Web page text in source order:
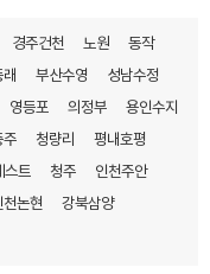
경주건천 노원
동작
부산수영
성남수정
영등포 의정부
용인수지
주 청량리
평내호평
스트 청주
인천주안
천논현
강북삼양